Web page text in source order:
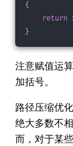
{
return
}
注意赋值运
加括号。
路径压缩优
绝大多数不
而，对于某